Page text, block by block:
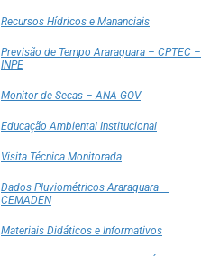
Recursos Hídricos e Mananciais
Previsão de Tempo Araraquara – CPTEC –
INPE
Monitor de Secas – ANA GOV
Educação Ambiental Institucional
Visita Técnica Monitorada
Dados Pluviométricos Araraquara –
CEMADEN
Materiais Didáticos e Informativos